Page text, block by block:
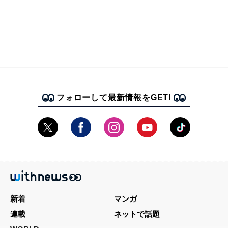
フォローして最新情報をGET!
新着
マンガ
連載
ネットで話題